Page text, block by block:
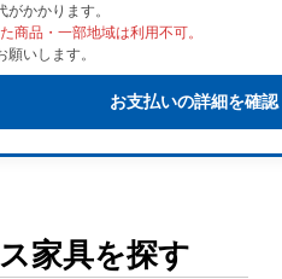
かかります。
商品・一部地域は利用不可。
いします。
お支払いの詳細を確認
家具を探す